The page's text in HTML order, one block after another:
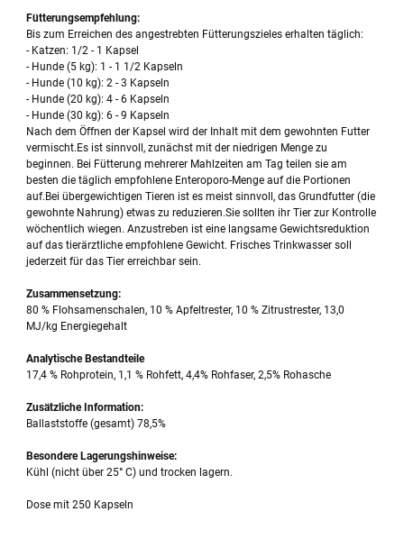
Fütterungsempfehlung:
Bis zum Erreichen des angestrebten Fütterungszieles erhalten täglich:
- Katzen: 1/2 - 1 Kapsel
- Hunde (5 kg): 1 - 1 1/2 Kapseln
- Hunde (10 kg): 2 - 3 Kapseln
- Hunde (20 kg): 4 - 6 Kapseln
- Hunde (30 kg): 6 - 9 Kapseln
Nach dem Öffnen der Kapsel wird der Inhalt mit dem gewohnten Futter
vermischt.Es ist sinnvoll, zunächst mit der niedrigen Menge zu
beginnen. Bei Fütterung mehrerer Mahlzeiten am Tag teilen sie am
besten die täglich empfohlene Enteroporo-Menge auf die Portionen
auf.Bei übergewichtigen Tieren ist es meist sinnvoll, das Grundfutter (die
gewohnte Nahrung) etwas zu reduzieren.Sie sollten ihr Tier zur Kontrolle
wöchentlich wiegen. Anzustreben ist eine langsame Gewichtsreduktion
auf das tierärztliche empfohlene Gewicht. Frisches Trinkwasser soll
jederzeit für das Tier erreichbar sein.
Zusammensetzung:
80 % Flohsamenschalen, 10 % Apfeltrester, 10 % Zitrustrester, 13,0
MJ/kg Energiegehalt
Analytische Bestandteile
17,4 % Rohprotein, 1,1 % Rohfett, 4,4% Rohfaser, 2,5% Rohasche
Zusätzliche Information:
Ballaststoffe (gesamt) 78,5%
Besondere Lagerungshinweise:
Kühl (nicht über 25° C) und trocken lagern.
Dose mit 250 Kapseln